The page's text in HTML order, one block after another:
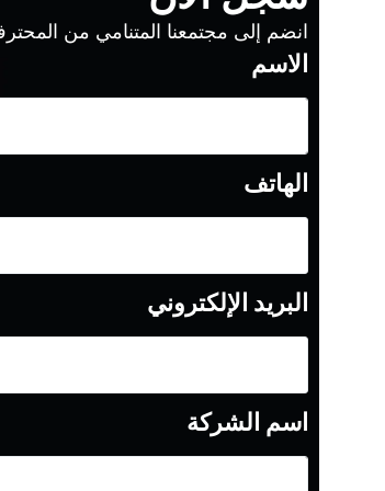
انضم إلى مجتمعنا المتنامي من
الاسم
الهاتف
البريد الإلكتروني
اسم الشركة